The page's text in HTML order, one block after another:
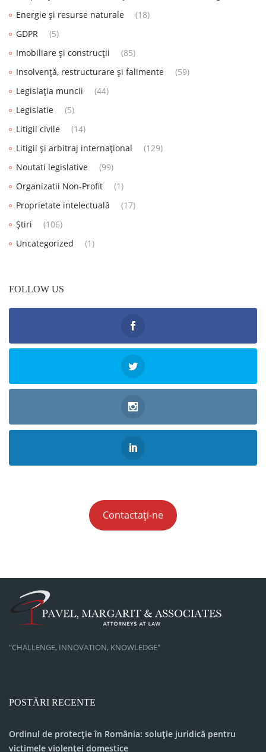
Energie și resurse naturale
(18)
GDPR
(5)
Imobiliare și construcții
(85)
Insolvență, restructurare și falimente
(59)
Legislația muncii
(44)
Legislatie
(5)
Litigii civile
(14)
Litigii și arbitraj internațional
(129)
Noutati legislative
(99)
Organizatii Non-Profit
(1)
Proprietate intelectuală
(17)
Știri
(106)
Uncategorized
(1)
FOLLOW US
Contactați-ne
"CHALLENGE, INNOVATION, KNOWLEDGE"
POSTĂRI RECENTE
Ordinul de protecție în România: soluție juridică pentru
victimele violenței domestice